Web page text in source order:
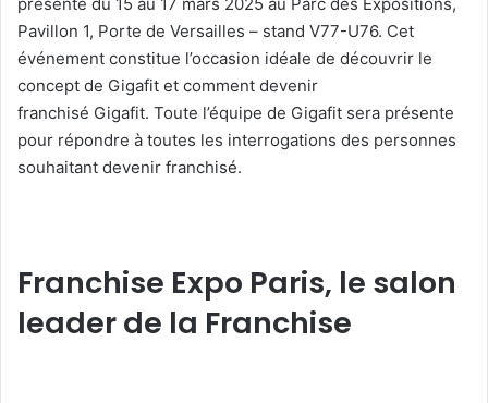
Pavillon 1, Porte de Versailles – stand V77-U76. Cet
événement constitue l’occasion idéale de découvrir le
concept de Gigafit et comment devenir
franchisé Gigafit. Toute l’équipe de Gigafit sera présente
pour répondre à toutes les interrogations des personnes
souhaitant devenir franchisé.
Franchise Expo Paris, le salon
leader de la Franchise